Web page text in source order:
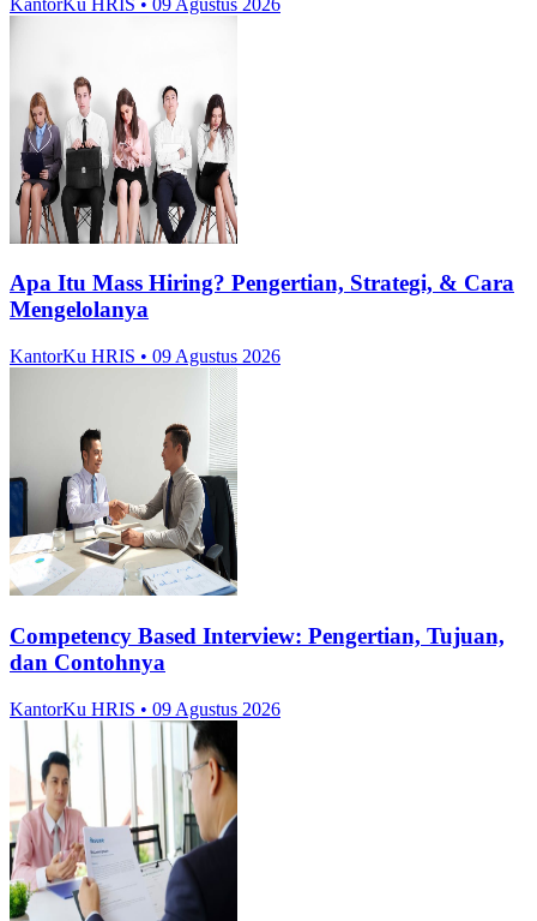
Apa Itu Mass Hiring? Pengertian, Strategi, & Cara
Mengelolanya
KantorKu HRIS • 09 Agustus 2026
Competency Based Interview: Pengertian, Tujuan,
dan Contohnya
KantorKu HRIS • 09 Agustus 2026